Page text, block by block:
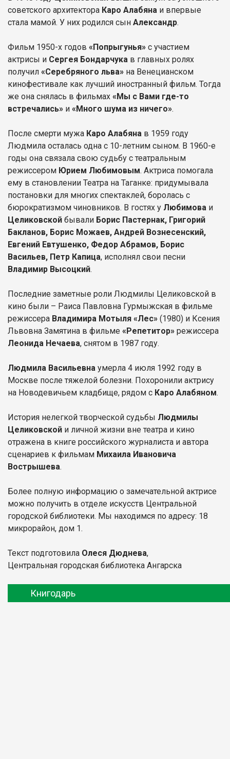
советского архитектора Каро Алабяна и впервые
стала мамой. У них родился сын Александр.
Фильм 1950-х годов «Попрыгунья» с участием
актрисы и Сергея Бондарчука в главных ролях
получил «Серебряного льва» на Венецианском
кинофестивале как лучший иностранный фильм. Тогда
же она снялась в фильмах «Мы с Вами где-то
встречались» и «Много шума из ничего».
После смерти мужа Каро Алабяна в 1959 году
Людмила осталась одна с 10-летним сыном. В 1960-е
годы она связала свою судьбу с театральным
режиссером Юрием Любимовым. Актриса помогала
ему в становлении Театра на Таганке: придумывала
постановки для многих спектаклей, боролась с
бюрократизмом чиновников. В гостях у Любимова и
Целиковской бывали Борис Пастернак, Григорий
Бакланов, Борис Можаев, Андрей Вознесенский,
Евгений Евтушенко, Федор Абрамов, Борис
Васильев, Петр Капица, исполнял свои песни
Владимир Высоцкий.
Последние заметные роли Людмилы Целиковской в
кино были – Раиса Павловна Гурмыжская в фильме
режиссера Владимира Мотыля «Лес» (1980) и Ксения
Львовна Замятина в фильме «Репетитор» режиссера
Леонида Нечаева, снятом в 1987 году.
Людмила Васильевна умерла 4 июля 1992 году в
Москве после тяжелой болезни. Похоронили актрису
на Новодевичьем кладбище, рядом с Каро Алабяном.
История нелегкой творческой судьбы Людмилы
Целиковской и личной жизни вне театра и кино
отражена в книге российского журналиста и автора
сценариев к фильмам Михаила Ивановича
Вострышева.
Более полную информацию о замечательной актрисе
можно получить в отделе искусств Центральной
городской библиотеки. Мы находимся по адресу: 18
микрорайон, дом 1.
Текст подготовила Олеся Дюднева,
Центральная городская библиотека Ангарска
Книгодарь